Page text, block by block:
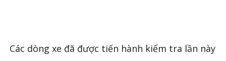
Các dòng xe đã được tiến hành kiểm tra lần này